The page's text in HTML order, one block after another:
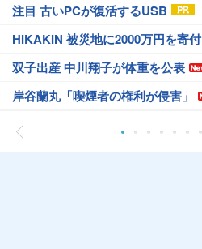
注目 古いPCが復活するUSB
HIKAKIN 被災地に2000万円を寄付
双子出産 中川翔子が体重を公表
岸谷蘭丸「喫煙者の権利が侵害」